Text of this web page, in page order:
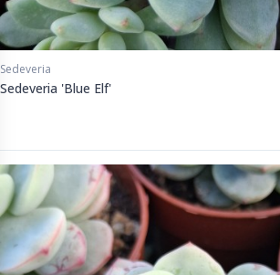
Sedeveria
Sedeveria 'Blue Elf'